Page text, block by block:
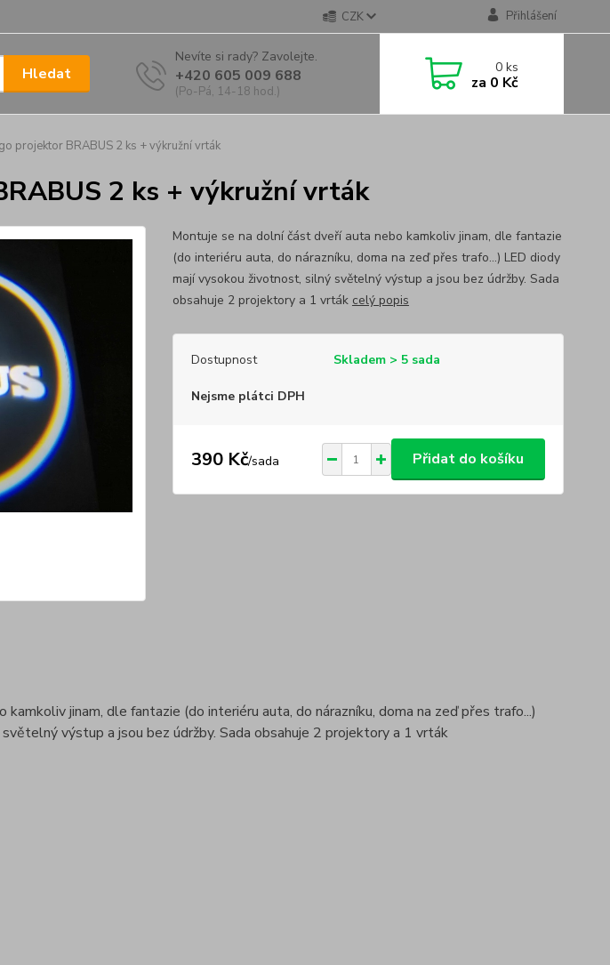
CZK Přihlášení
Hledat
Nevíte si rady? Zavolejte.
+420 605 009 688
(Po-Pá, 14-18 hod.)
0ks
za 0 Kč
projektor BRABUS 2 ks + výkružní vrták
2 ks + výkružní vrták
Montuje se na dolní část dveří auta nebo kamkoliv jinam, dle fantazie
(do interiéru auta, do nárazníku, doma na zeď přes trafo...) LED diody
mají vysokou životnost, silný světelný výstup a jsou bez údržby. Sada
obsahuje 2 projektory a 1 vrták celý popis
Dostupnost Skladem > 5 sada
Nejsme plátci DPH
390 Kč/sada Přidat do košíku
jinam, dle fantazie (do interiéru auta, do nárazníku, doma na zeď přes trafo...)
výstup a jsou bez údržby. Sada obsahuje 2 projektory a 1 vrták